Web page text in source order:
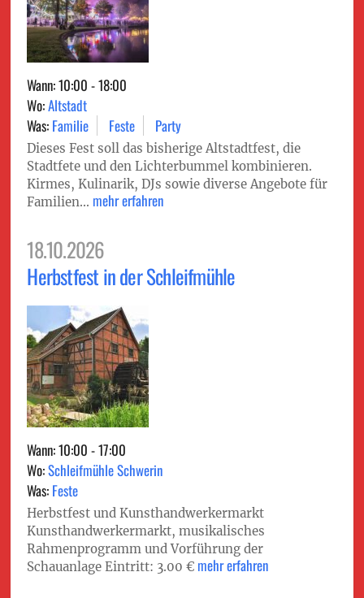
Wann: 10:00 - 18:00
Wo:Altstadt
Was: Familie Feste Party
Dieses Fest soll das bisherige Altstadtfest, die
Stadtfete und den Lichterbummel kombinieren.
Kirmes, Kulinarik, DJs sowie diverse Angebote für
Familien... mehr erfahren
18.10.2026
Herbstfest in der Schleifmühle
Wann: 10:00 - 17:00
Wo:Schleifmühle Schwerin
Was: Feste
Herbstfest und Kunsthandwerkermarkt
Kunsthandwerkermarkt, musikalisches
Rahmenprogramm und Vorführung der
Schauanlage Eintritt: 3.00 € mehr erfahren